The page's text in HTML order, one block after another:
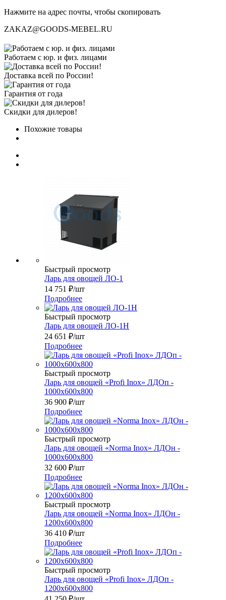
Нажмите на адрес почты, чтобы скопировать
ZAKAZ@GOODS-MEBEL.RU
Работаем с юр. и физ. лицами
Доставка всей по России!
Гарантия от года
Скидки для дилеров!
Похожие товары
Быстрый просмотр
Ларь для овощей ЛО-1
14 751 ₽/шт
Подробнее
Быстрый просмотр
Ларь для овощей ЛО-1Н
24 651 ₽/шт
Подробнее
Быстрый просмотр
Ларь для овощей «Profi Inox» ЛДОп -
1000х600х800
36 900 ₽/шт
Подробнее
Быстрый просмотр
Ларь для овощей «Norma Inox» ЛДОн -
1000х600х800
32 600 ₽/шт
Подробнее
Быстрый просмотр
Ларь для овощей «Norma Inox» ЛДОн -
1200х600х800
36 410 ₽/шт
Подробнее
Быстрый просмотр
Ларь для овощей «Profi Inox» ЛДОп -
1200х600х800